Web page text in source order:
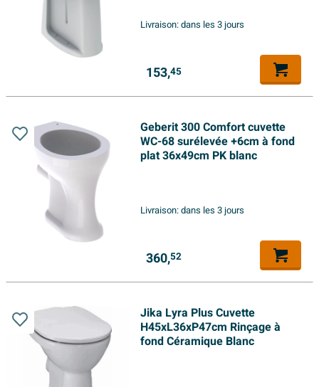
Livraison:dans les 3 jours
153,45
Geberit 300 Comfort cuvette
WC-68 surélevée +6cm à fond
plat 36x49cm PK blanc
Livraison:dans les 3 jours
360,52
Jika Lyra Plus Cuvette
H45xL36xP47cm Rinçage à
fond Céramique Blanc